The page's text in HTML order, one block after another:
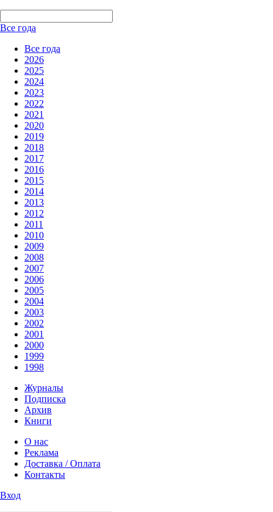
Все года
Все года
2026
2025
2024
2023
2022
2021
2020
2019
2018
2017
2016
2015
2014
2013
2012
2011
2010
2009
2008
2007
2006
2005
2004
2003
2002
2001
2000
1999
1998
Журналы
Подписка
Архив
Книги
О нас
Реклама
Доставка / Оплата
Контакты
Вход